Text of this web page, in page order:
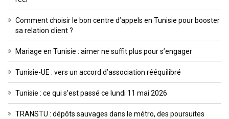
Comment choisir le bon centre d’appels en Tunisie pour booster
sa relation client ?
Mariage en Tunisie : aimer ne suffit plus pour s’engager
Tunisie-UE : vers un accord d’association rééquilibré
Tunisie : ce qui s’est passé ce lundi 11 mai 2026
TRANSTU : dépôts sauvages dans le métro, des poursuites